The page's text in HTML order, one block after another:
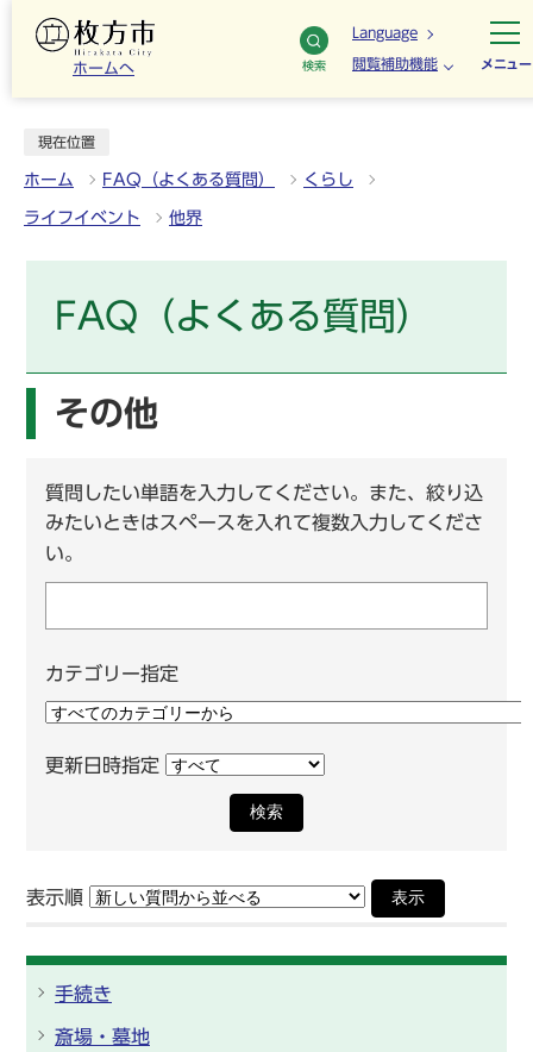
ホームへ 検索
Language
閲覧補助機能 メニュー
現在位置
ホーム FAQ（よくある質問） くらし
ライフイベント 他界
FAQ（よくある質問）
その他
質問したい単語を入力してください。また、絞り込
みたいときはスペースを入れて複数入力してくださ
い。
カテゴリー指定
更新日時指定
検索
表示順 表示
手続き
斎場・墓地